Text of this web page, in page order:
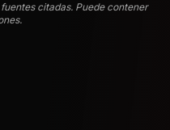
citadas. Puede contener